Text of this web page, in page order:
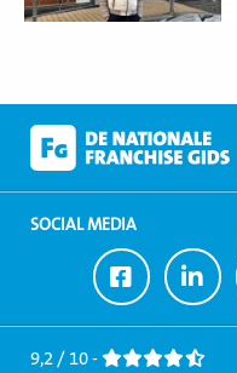
SOCIAL MEDIA
Ga
naar
Facebook
Ga
naar
9,2 / 10 -